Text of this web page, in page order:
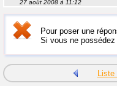
27 août 2008 à 11:12
Pour poser une
Si vous ne